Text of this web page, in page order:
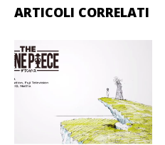
ARTICOLI CORRELATI